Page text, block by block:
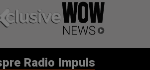
Radio Impuls